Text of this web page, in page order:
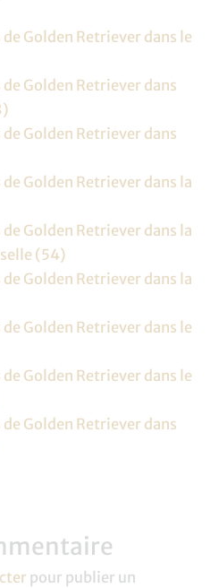
Golden Retriever dans le
Golden Retriever dans
Golden Retriever dans
Golden Retriever dans la
Golden Retriever dans la
(54)
Golden Retriever dans la
Golden Retriever dans le
Golden Retriever dans le
Golden Retriever dans
pour publier un